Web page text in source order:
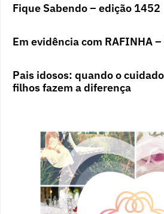
Fique Sabendo – edição 1452
Em evidência com RAFINHA
Pais idosos: quando o
filhos fazem a diferença